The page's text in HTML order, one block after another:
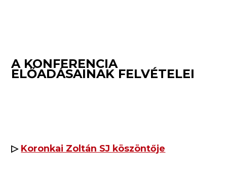
A KONFERENCIA
ELŐADÁSAINAK FELVÉTELEI
▷ Koronkai Zoltán SJ köszöntője